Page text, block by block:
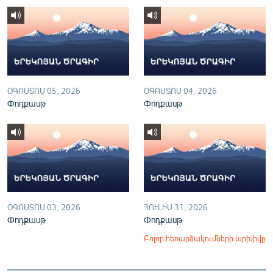
English
Русский
ՀԵՏԵՎԵՔ ՄԵԶ
«Ազատության» բոլոր կայքերը
ՕԳՈՍՏՈՍ 05, 2026
Փոդքասթ
ՕԳՈՍՏՈՍ 04, 2026
Փոդքասթ
ՕԳՈՍՏՈՍ 03, 2026
Փոդքասթ
ՀՈՒԼԻՍ 31, 2026
Փոդքասթ
Բոլոր հեռարձակումների արխիվը